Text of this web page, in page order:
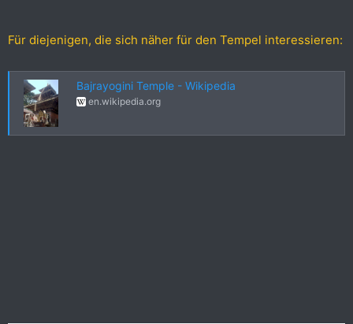
Für diejenigen, die sich näher für den Tempel interessieren:
Bajrayogini Temple - Wikipedia
en.wikipedia.org